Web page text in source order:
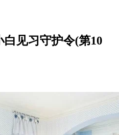
白见习守护令(第10